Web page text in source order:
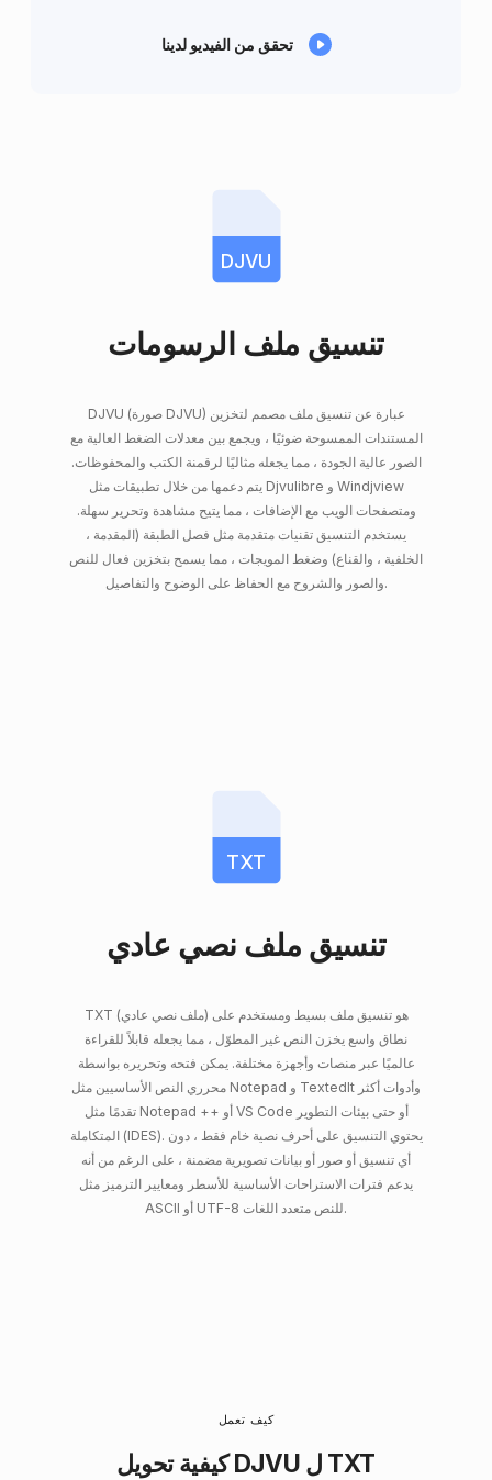
تحقق من الفيديو لدينا
DJVU
تنسيق ملف الرسومات
DJVU (صورة DJVU) عبارة عن تنسيق ملف مصمم لتخزين
المستندات الممسوحة ضوئيًا ، ويجمع بين معدلات الضغط العالية مع
الصور عالية الجودة ، مما يجعله مثاليًا لرقمنة الكتب والمحفوظات.
يتم دعمها من خلال تطبيقات مثل Djvulibre و Windjview
ومتصفحات الويب مع الإضافات ، مما يتيح مشاهدة وتحرير سهلة.
يستخدم التنسيق تقنيات متقدمة مثل فصل الطبقة (المقدمة ،
الخلفية ، والقناع) وضغط المويجات ، مما يسمح بتخزين فعال للنص
والصور والشروح مع الحفاظ على الوضوح والتفاصيل.
TXT
تنسيق ملف نصي عادي
TXT (ملف نصي عادي) هو تنسيق ملف بسيط ومستخدم على
نطاق واسع يخزن النص غير المطوّل ، مما يجعله قابلاً للقراءة
عالميًا عبر منصات وأجهزة مختلفة. يمكن فتحه وتحريره بواسطة
محرري النص الأساسيين مثل Notepad و TextedIt وأدوات أكثر
تقدمًا مثل Notepad ++ أو VS Code أو حتى بيئات التطوير
المتكاملة (IDES). يحتوي التنسيق على أحرف نصية خام فقط ، دون
أي تنسيق أو صور أو بيانات تصويرية مضمنة ، على الرغم من أنه
يدعم فترات الاستراحات الأساسية للأسطر ومعايير الترميز مثل
ASCII أو UTF-8 للنص متعدد اللغات.
كيف تعمل
كيفية تحويل DJVU ل TXT